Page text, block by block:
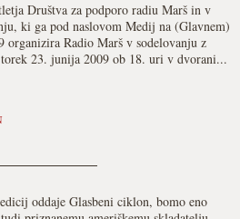
Društva za podporo radiu Marš in v
ki ga pod naslovom Medij na (Glavnem)
Radio Marš v sodelovanju z
23. junija 2009 ob 18. uri v dvorani...
oddaje Glasbeni ciklon, bomo eno